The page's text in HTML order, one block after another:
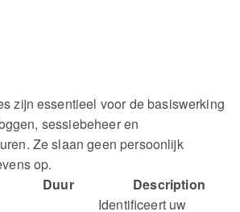
zijn essentieel voor de basiswerking
sessiebeheer en
Ze slaan geen persoonlijk
op.
Duur Description
Identificeert uw